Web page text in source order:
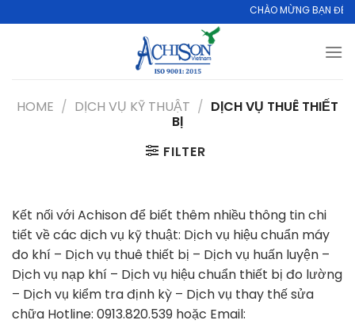
to
CHÀO MỪNG BẠN ĐẾN
HOME / DỊCH VỤ KỸ THUẬT / DỊCH VỤ THUÊ THIẾT
BỊ
FILTER
Kết nối với Achison để biết thêm nhiều thông tin chi
tiết về các dịch vụ kỹ thuật: Dịch vụ hiệu chuẩn máy
đo khí – Dịch vụ thuê thiết bị – Dịch vụ huấn luyện –
Dịch vụ nạp khí – Dịch vụ hiệu chuẩn thiết bị đo lường
– Dịch vụ kiểm tra định kỳ – Dịch vụ thay thế sửa
chữa Hotline: 0913.820.539 hoặc Email: